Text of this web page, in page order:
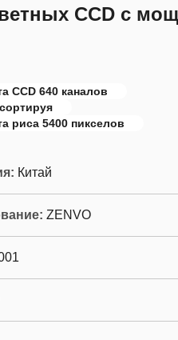
CCD с
CCD 640 каналов
риса 5400 пикселов
Китай
ZENVO